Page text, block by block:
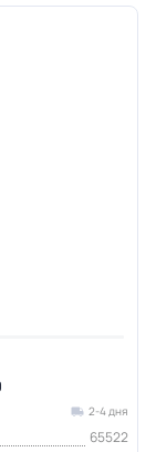
2-4 дня
65522